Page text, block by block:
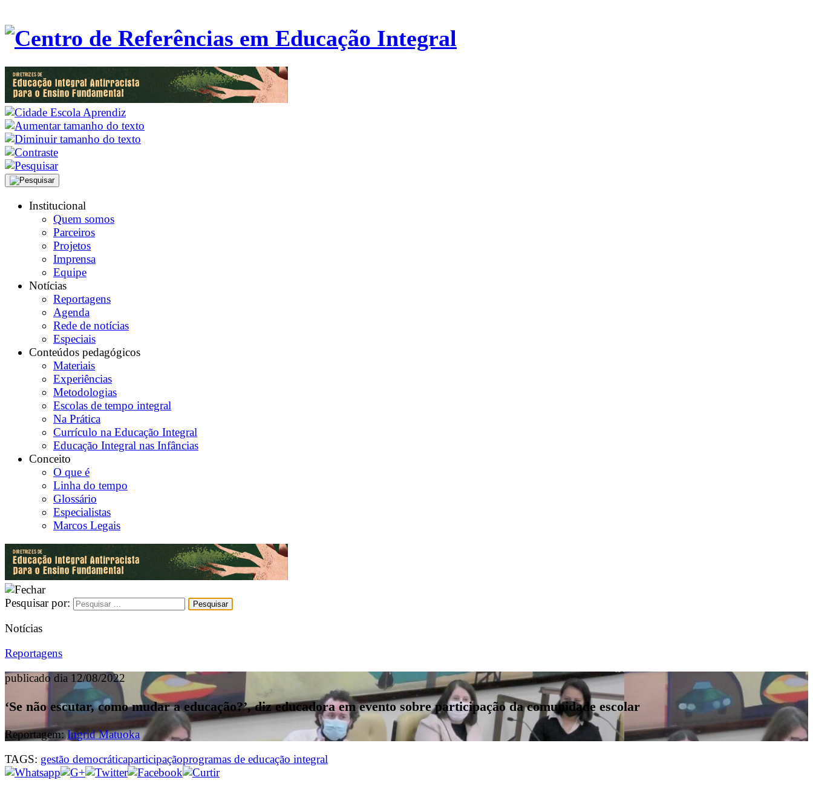
Institucional
Quem somos
Parceiros
Projetos
Imprensa
Equipe
Notícias
Reportagens
Agenda
Rede de notícias
Especiais
Conteúdos pedagógicos
Materiais
Experiências
Metodologias
Escolas de tempo integral
Na Prática
Currículo na Educação Integral
Educação Integral nas Infâncias
Conceito
O que é
Linha do tempo
Glossário
Especialistas
Marcos Legais
Pesquisar por:
Notícias
Reportagens
publicado dia 12/08/2022
‘Se não escutar, como mudar a educação?’, diz educadora em evento sobre participação da comunidade escolar
Reportagem:Ingrid Matuoka
TAGS: gestão democráticaparticipaçãoprogramas de educação integral